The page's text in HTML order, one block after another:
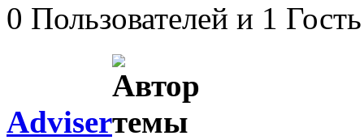
0 Пользователей и 1
Adviser